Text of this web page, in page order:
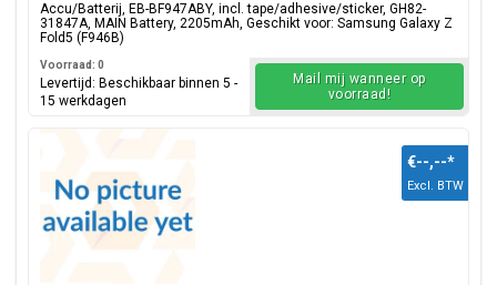
Accu/Batterij, EB-BF947ABY, incl. tape/adhesive/sticker, GH82-
31847A, MAIN Battery, 2205mAh, Geschikt voor: Samsung Galaxy Z
Fold5 (F946B)
Voorraad: 0
Levertijd: Beschikbaar binnen 5 -
15 werkdagen
Mail mij wanneer op
voorraad!
€--,--*
Excl. BTW